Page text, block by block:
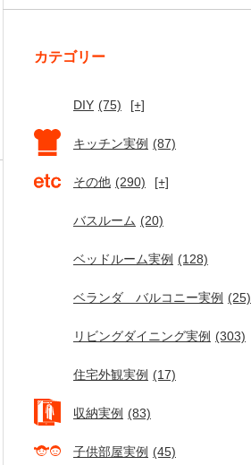
カテゴリー
DIY (75) [+]
キッチン実例 (87)
その他 (290) [+]
バスルーム (20)
ベッドルーム実例 (128)
ベランダ バルコニー実例 (25)
リビングダイニング実例 (303)
住宅外観実例 (17)
収納実例 (83)
子供部屋実例 (45)